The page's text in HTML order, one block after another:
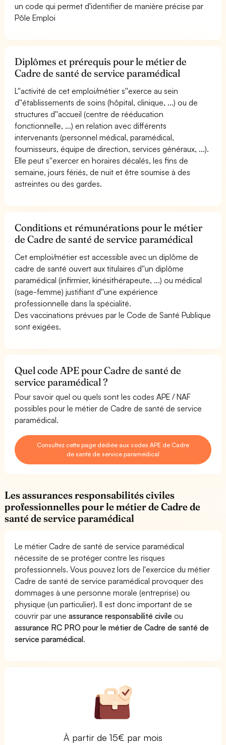
un code qui permet d'identifier de manière précise par
Pôle Emploi
Diplômes et prérequis pour le métier de
Cadre de santé de service paramédical
L''activité de cet emploi/métier s''exerce au sein
d''établissements de soins (hôpital, clinique, ...) ou de
structures d''accueil (centre de rééducation
fonctionnelle, ...) en relation avec différents
intervenants (personnel médical, paramédical,
fournisseurs, équipe de direction, services généraux, ...).
Elle peut s''exercer en horaires décalés, les fins de
semaine, jours fériés, de nuit et être soumise à des
astreintes ou des gardes.
Conditions et rémunérations pour le métier
de Cadre de santé de service paramédical
Cet emploi/métier est accessible avec un diplôme de
cadre de santé ouvert aux titulaires d''un diplôme
paramédical (infirmier, kinésithérapeute, ...) ou médical
(sage-femme) justifiant d''une expérience
professionnelle dans la spécialité.
Des vaccinations prévues par le Code de Santé Publique
sont exigées.
Quel code APE pour Cadre de santé de
service paramédical ?
Pour savoir quel ou quels sont les codes APE / NAF
possibles pour le métier de Cadre de santé de service
paramédical.
Consultez cette page dédiée aux codes APE de Cadre
de santé de service paramédical
Les assurances responsabilités civiles
professionnelles pour le métier de Cadre de
santé de service paramédical
Le métier Cadre de santé de service paramédical
nécessite de se protéger contre les risques
professionnels. Vous pouvez lors de l'exercice du métier
Cadre de santé de service paramédical provoquer des
dommages à une personne morale (entreprise) ou
physique (un particulier). Il est donc important de se
couvrir par uneassurance responsabilité civile ou
assurance RC PRO pour le métier de Cadre de santé de
service paramédical.
À partir de 15€ par mois